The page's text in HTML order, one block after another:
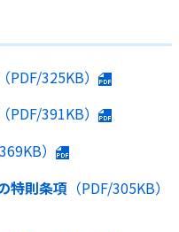
（PDF/325KB）
（PDF/391KB）
）
特則条項 （PDF/305KB）